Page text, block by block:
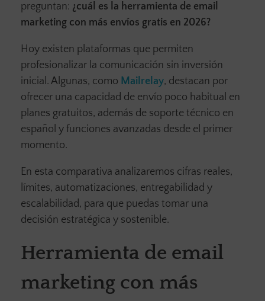
preguntan: ¿cuál es la herramienta de email
marketing con más envíos gratis en 2026?
Hoy existen plataformas que permiten
profesionalizar la comunicación sin inversión
inicial. Algunas, como Mailrelay, destacan por
ofrecer una capacidad de envío poco habitual en
planes gratuitos, además de soporte técnico en
español y funciones avanzadas desde el primer
momento.
En esta comparativa analizaremos cifras reales,
límites, automatizaciones, entregabilidad y
escalabilidad, para que puedas tomar una
decisión estratégica y sostenible.
Herramienta de email
marketing con más